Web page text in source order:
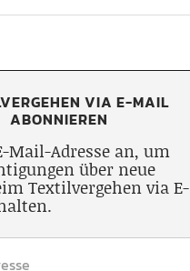
VIA E-MAIL
ABONNIEREN
Mail-Adresse an, um
über neue
Textilvergehen via E-